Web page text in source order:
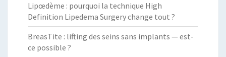
Lipœdème : pourquoi la technique High
Definition Lipedema Surgery change tout ?
BreasTite : lifting des seins sans implants — est-
ce possible ?